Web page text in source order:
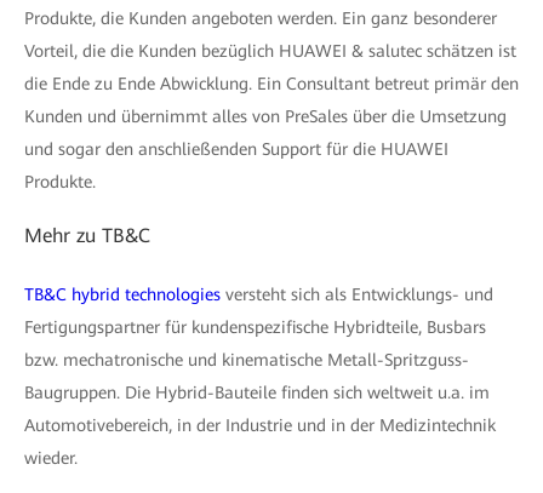
Produkte, die Kunden angeboten werden. Ein ganz besonderer
Vorteil, die die Kunden bezüglich HUAWEI & salutec schätzen ist
die Ende zu Ende Abwicklung. Ein Consultant betreut primär den
Kunden und übernimmt alles von PreSales über die Umsetzung
und sogar den anschließenden Support für die HUAWEI
Produkte.
Mehr zu TB&C
TB&C hybrid technologies versteht sich als Entwicklungs- und
Fertigungspartner für kundenspezifische Hybridteile, Busbars
bzw. mechatronische und kinematische Metall-Spritzguss-
Baugruppen. Die Hybrid-Bauteile finden sich weltweit u.a. im
Automotivebereich, in der Industrie und in der Medizintechnik
wieder.